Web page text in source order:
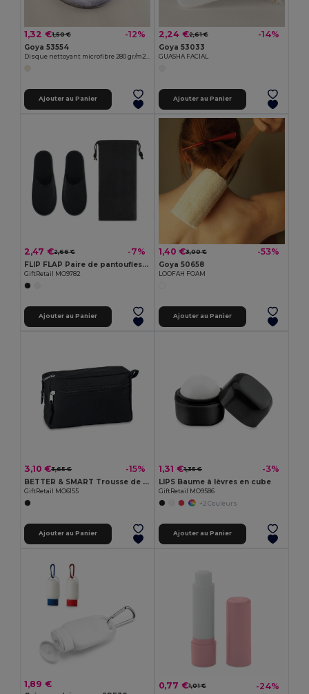
1,32 €1,50 € -12%
Goya 53554
Ajouter au Panier
2,24 €2,61 € -14%
Goya 53033
GUASHA FACIAL
Ajouter au Panier
2,47 €2,66 € -7%
FLIP FLAP Paire de pantoufles & pochette
GiftRetail MO9782
Ajouter au Panier
1,40 €3,00 € -53%
Goya 50658
LOOFAH FOAM
Ajouter au Panier
3,10 €3,65 € -15%
BETTER & SMART Trousse de toilette en RPET
GiftRetail MO6155
Ajouter au Panier
1,31 €1,35 € -3%
LIPS Baume à lèvres en cube
GiftRetail MO9586
+2 Couleurs
Ajouter au Panier
1,89 € 0,77 €1,01 € -24%